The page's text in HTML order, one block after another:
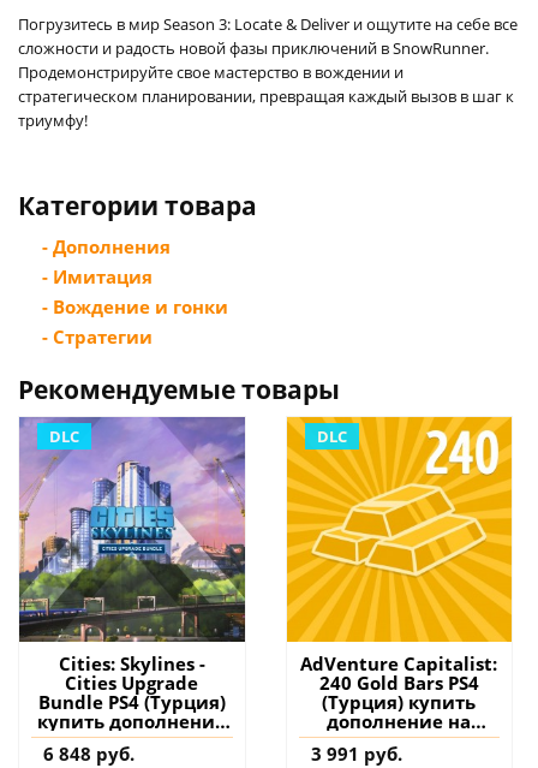
Погрузитесь в мир Season 3: Locate & Deliver и ощутите на себе все
сложности и радость новой фазы приключений в SnowRunner.
Продемонстрируйте свое мастерство в вождении и
стратегическом планировании, превращая каждый вызов в шаг к
триумфу!
Категории товара
- Дополнения
- Имитация
- Вождение и гонки
- Стратегии
Рекомендуемые товары
DLC
Cities: Skylines -
Cities Upgrade
Bundle PS4 (Турция)
купить дополнение
на аккаунт
6 848 руб.
DLC
AdVenture Capitalist:
240 Gold Bars PS4
(Турция) купить
дополнение на
аккаунт
3 991 руб.